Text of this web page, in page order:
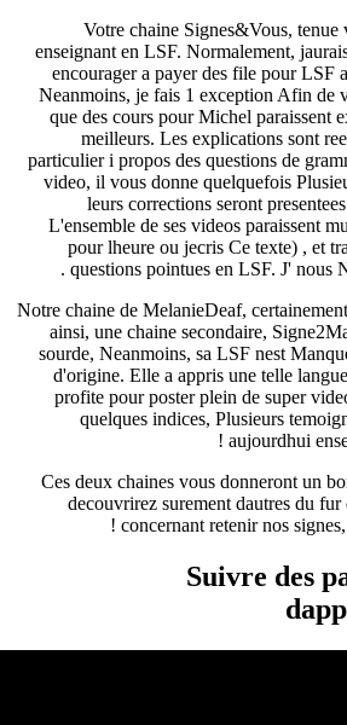
Votre chaine
enseignant en LSF.
encourager a
Neanmoins, je fais
que des cours
meilleurs. Les
particulier i propos
video, il vous
leurs
L'ensemble de ses
pour lheure ou
questions
Notre chaine de
ainsi, une chaine
sourde, Neanmoins,
d'origine. Elle a
profite pour poster
quelques
Ces deux chaines
decouvrirez